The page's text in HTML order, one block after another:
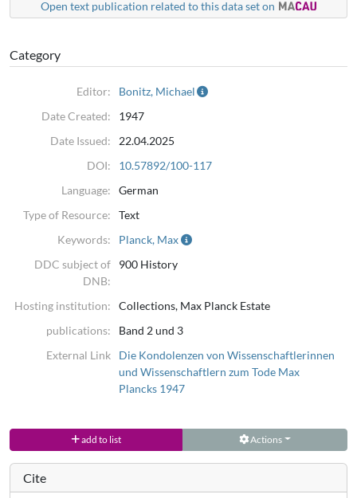
Open text publication related to this data set on
Category
Editor:
Bonitz, Michael
Date Created:
1947
Date Issued:
22.04.2025
DOI:
10.57892/100-117
Language:
German
Type of Resource:
Text
Keywords:
Planck, Max
DDC subject of
DNB:
900 History
Hosting institution:
Collections, Max Planck Estate
publications:
Band 2 und 3
External Link
Die Kondolenzen von Wissenschaftlerinnen
und Wissenschaftlern zum Tode Max
Plancks 1947
add to list Actions
Cite